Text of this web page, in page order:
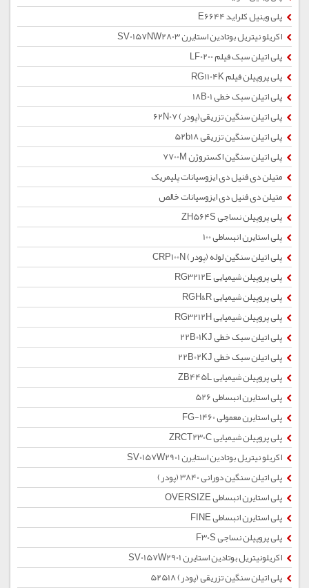
پلی وینیل کلراید E6644
اکریلو نیتریل بوتادین استایرن SV0157NW2803
پلی اتیلن سبک فیلم LF0200
پلی پروپیلن فیلم RG1104K
پلی اتیلن سبک خطی 18B01
پلی اتیلن سنگین تزریقی(پودر) 62N07
پلی اتیلن سنگین تزریقی 52b18
پلی اتیلن سنگین اکستروژن 7700M
متیلن دی فنیل دی ایزوسیانات پلیمریک
متیلن دی فنیل دی ایزوسیانات خالص
پلی پروپیلن نساجی ZH564S
پلی استایرن انبساطی 100
پلی اتیلن سنگین لوله (پودر) CRP100N
پلی پروپیلن شیمیایی RG3212E
پلی پروپیلن شیمیایی RGH&R
پلی پروپیلن شیمیایی RG3212H
پلی اتیلن سبک خطی 22B01KJ
پلی اتیلن سبک خطی 22B02KJ
پلی پروپیلن شیمیایی ZB445L
پلی استایرن انبساطی 526
پلی استایرن معمولی 1460-FG
پلی پروپیلن شیمیایی ZRCT230C
اکریلو نیتریل بوتادین استایرن SV0157W2901
پلی اتیلن سنگین دورانی 3840 (پودر)
پلی استایرن انبساطی OVERSIZE
پلی استایرن انبساطی FINE
پلی پروپیلن نساجی F30S
اکریلونیتریل بوتادین استایرن SV0157W2901
پلی اتیلن سنگین تزریقی (پودر) 52518